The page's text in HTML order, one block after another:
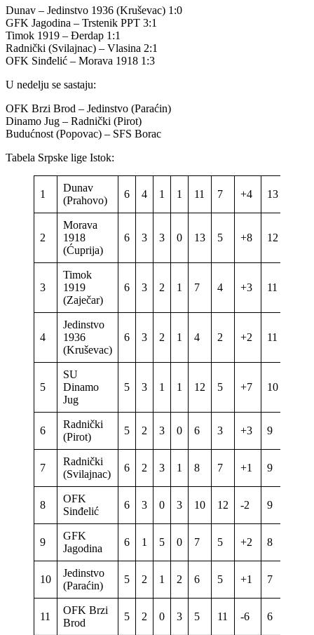
Dunav – Jedinstvo 1936 (Kruševac) 1:0
GFK Jagodina – Trstenik PPT 3:1
Timok 1919 – Đerdap 1:1
Radnički (Svilajnac) – Vlasina 2:1
OFK Sinđelić – Morava 1918 1:3
U nedelju se sastaju:
OFK Brzi Brod – Jedinstvo (Paraćin)
Dinamo Jug – Radnički (Pirot)
Budućnost (Popovac) – SFS Borac
Tabela Srpske lige Istok:
1
Dunav
(Prahovo)
6 4 1 1 11 7 +4 13
2
Morava
1918
(Ćuprija)
6 3 3 0 13 5 +8 12
3
Timok
1919
(Zaječar)
6 3 2 1 7 4 +3 11
4
Jedinstvo
1936
(Kruševac)
6 3 2 1 4 2 +2 11
5
SU
Dinamo
Jug
5 3 1 1 12 5 +7 10
6
Radnički
(Pirot)
5 2 3 0 6 3 +3 9
7
Radnički
(Svilajnac)
6 2 3 1 8 7 +1 9
8
OFK
Sinđelić
6 3 0 3 10 12 -2 9
9
GFK
Jagodina
6 1 5 0 7 5 +2 8
10
Jedinstvo
(Paraćin)
5 2 1 2 6 5 +1 7
11
OFK Brzi
Brod
5 2 0 3 5 11 -6 6